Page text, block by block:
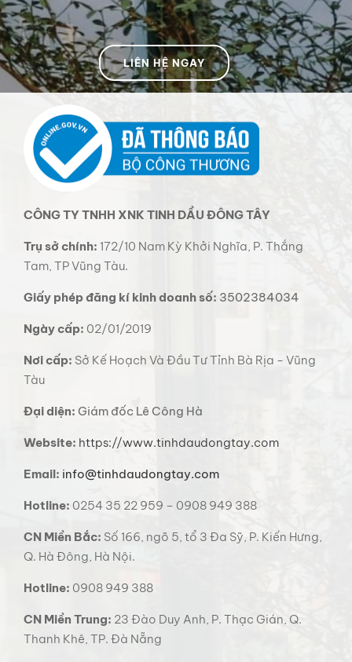
LIÊN HỆ NGAY
CÔNG TY TNHH XNK TINH DẦU ĐÔNG TÂY
Trụ sở chính: 172/10 Nam Kỳ Khởi Nghĩa, P. Thắng
Tam, TP Vũng Tàu.
Giấy phép đăng kí kinh doanh số: 3502384034
Ngày cấp: 02/01/2019
Nơi cấp: Sở Kế Hoạch Và Đầu Tư Tỉnh Bà Rịa - Vũng
Tàu
Đại diện: Giám đốc Lê Công Hà
Website: https://www.tinhdaudongtay.com
Email: info@tinhdaudongtay.com
Hotline: 0254 35 22 959 – 0908 949 388
CN Miền Bắc: Số 166, ngõ 5, tổ 3 Đa Sỹ, P. Kiến Hưng,
Q. Hà Đông, Hà Nội.
Hotline: 0908 949 388
CN Miền Trung: 23 Đào Duy Anh, P. Thạc Gián, Q.
Thanh Khê, TP. Đà Nẵng